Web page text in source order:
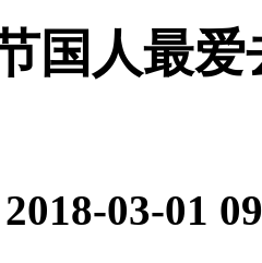
国人最
2018-03-01